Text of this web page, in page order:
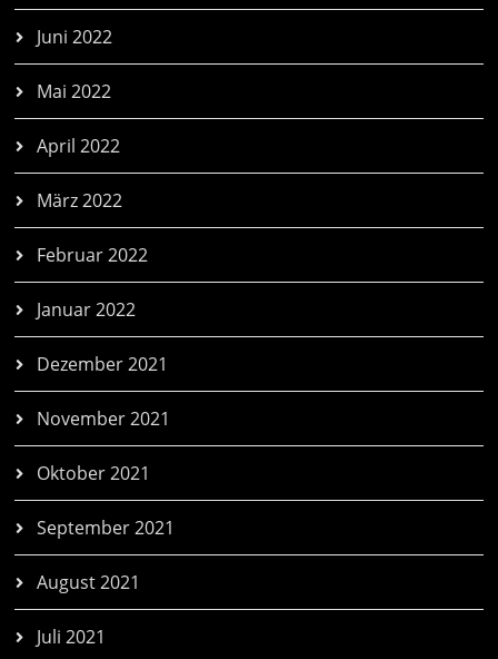
Juni 2022
Mai 2022
April 2022
März 2022
Februar 2022
Januar 2022
Dezember 2021
November 2021
Oktober 2021
September 2021
August 2021
Juli 2021